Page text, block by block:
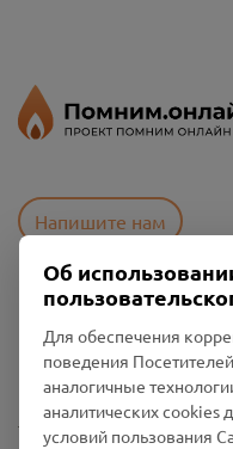
Напишите нам
Политика
Промо-материалы
Настройки cookies
Об
Для обеспечения
поведения
аналогичные
аналитических cookies
условий пользования